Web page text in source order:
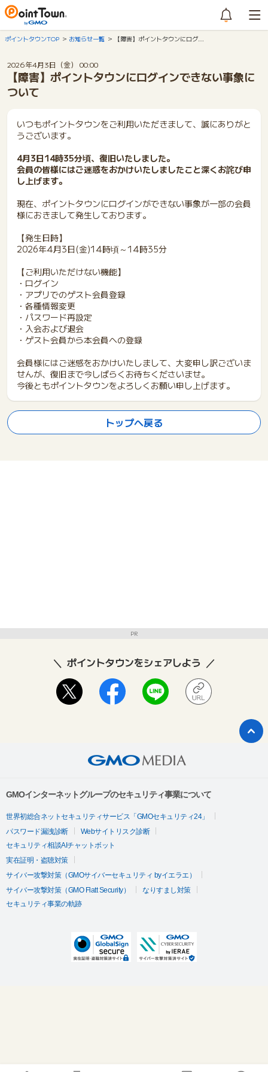
ポイントタウンTOP お知らせ一覧 【障害】ポイントタウンにログ…
2026年4月3日（金） 00:00
【障害】ポイントタウンにログインできない事象に
ついて
いつもポイントタウンをご利用いただきまして、誠にありがと
うございます。
4月3日14時35分頃、復旧いたしました。
会員の皆様にはご迷惑をおかけいたしましたこと深くお詫び申
し上げます。
現在、ポイントタウンにログインができない事象が一部の会員
様におきまして発生しております。
【発生日時】
2026年4月3日(金)14時頃～14時35分
【ご利用いただけない機能】
・ログイン
・アプリでのゲスト会員登録
・各種情報変更
・パスワード再設定
・入会および退会
・ゲスト会員から本会員への登録
会員様にはご迷惑をおかけいたしまして、大変申し訳ございま
せんが、復旧まで今しばらくお待ちくださいませ。
今後ともポイントタウンをよろしくお願い申し上げます。
トップへ戻る
PR
ポイントタウンをシェアしよう
GMOインターネットグループのセキュリティ事業について
世界初総合ネットセキュリティサービス「GMOセキュリティ24」
パスワード漏洩診断
Webサイトリスク診断
セキュリティ相談AIチャットボット
実在証明・盗聴対策
サイバー攻撃対策（GMOサイバーセキュリティ byイエラエ）
サイバー攻撃対策（GMO Flatt Security）
なりすまし対策
セキュリティ事業の軌跡